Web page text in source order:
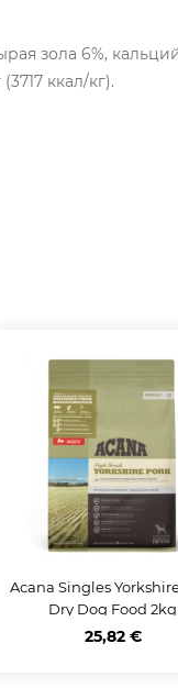
зола 6%,
ккал/кг).
Acana Singles
Dry Dog Food 2kg
25,82 €